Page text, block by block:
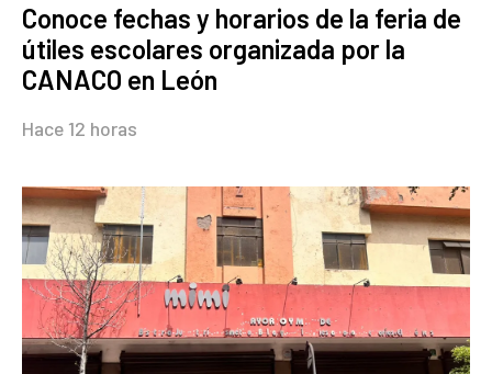
Conoce fechas y horarios de la feria de
útiles escolares organizada por la
CANACO en León
Hace 12 horas